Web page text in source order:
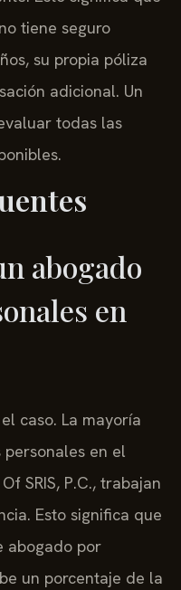
tiene seguro
su propia póliza
adicional. Un
todas las
abogado
en
caso. La mayoría
en el
SRIS, P.C., trabajan
Esto significa que
abogado por
un porcentaje de la